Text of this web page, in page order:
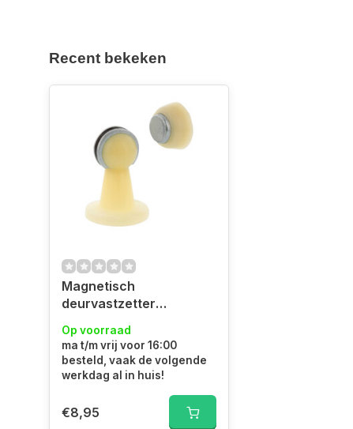
Recent bekeken
Magnetisch
deurvastzetter
Op voorraad
ma t/m vrij voor 16:00
besteld, vaak de volgende
werkdag al in huis!
€8,95